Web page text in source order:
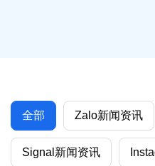
全部 Zalo新闻资讯
Signal新闻资讯